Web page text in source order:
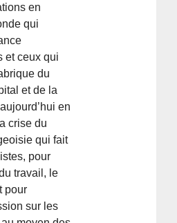
en
qui
et ceux qui
du
et de la
en
crise du
qui fait
pour
travail, le
pour
sur les